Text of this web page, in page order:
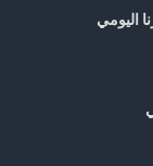
اليومي